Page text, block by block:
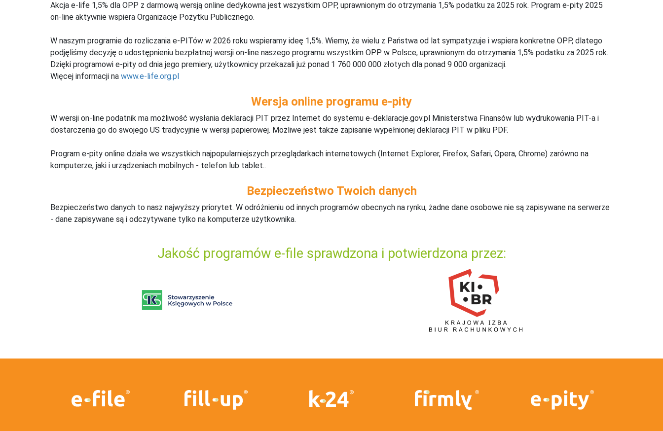
Akcja e-life 1,5% dla OPP z darmową wersją online dedykowna jest wszystkim OPP, uprawnionym do otrzymania 1,5% podatku za 2025 rok. Program e-pity 2025
on-line aktywnie wspiera Organizacje Pożytku Publicznego.
W naszym programie do rozliczania e-PITów w 2026 roku wspieramy ideę 1,5%. Wiemy, że wielu z Państwa od lat sympatyzuje i wspiera konkretne OPP, dlatego
podjęliśmy decyzję o udostępnieniu bezpłatnej wersji on-line naszego programu wszystkim OPP w Polsce, uprawnionym do otrzymania 1,5% podatku za 2025 rok.
Dzięki programowi e-pity od dnia jego premiery, użytkownicy przekazali już ponad 1 760 000 000 złotych dla ponad 9 000 organizacji.
Więcej informacji na www.e-life.org.pl
Wersja online programu e-pity
W wersji on-line podatnik ma możliwość wysłania deklaracji PIT przez Internet do systemu e-deklaracje.gov.pl Ministerstwa Finansów lub wydrukowania PIT-a i
dostarczenia go do swojego US tradycyjnie w wersji papierowej. Możliwe jest także zapisanie wypełnionej deklaracji PIT w pliku PDF.
Program e-pity online działa we wszystkich najpopularniejszych przeglądarkach internetowych (Internet Explorer, Firefox, Safari, Opera, Chrome) zarówno na
komputerze, jaki i urządzeniach mobilnych - telefon lub tablet..
Bezpieczeństwo Twoich danych
Bezpieczeństwo danych to nasz najwyższy priorytet. W odróżnieniu od innych programów obecnych na rynku, żadne dane osobowe nie są zapisywane na serwerze
- dane zapisywane są i odczytywane tylko na komputerze użytkownika.
Jakość programów e-file sprawdzona i potwierdzona przez: